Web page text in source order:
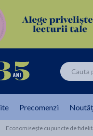
Precomenzi
Economisește cu puncte de